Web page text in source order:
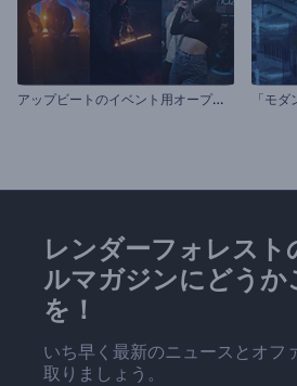
ア
ップビートのイベント用オープニング動画
レンダーフォレスト
ルマガジンにどうか
を！
いち早く最新のニュースとオフ
取りましょう。